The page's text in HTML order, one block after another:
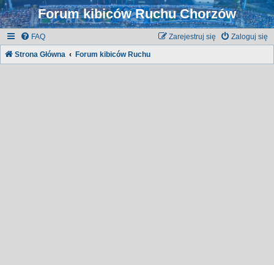
Forum kibiców Ruchu Chorzów
FAQ Zaloguj się
Zarejestruj się
Strona Główna Forum kibiców Ruchu